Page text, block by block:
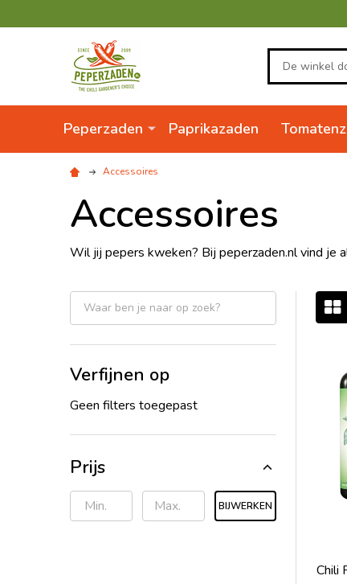
Zoeken
Peperzaden Paprikazaden
Accessoires
Accessoires
Wil jij pepers kweken? Bij peperzaden.nl vind je
Gefilterd
Verfijnen op
Geen filters toegepast
Prijs
BIJWERKEN
Chili